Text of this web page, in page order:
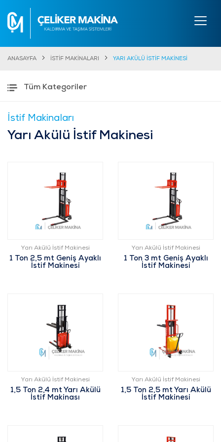
ANASAYFA İSTİF MAKİNALARI YARI AKÜLÜ İSTİF MAKİNESİ
Tüm Kategoriler
İstif Makinaları
Yarı Akülü İstif Makinesi
Yarı Akülü İstif Makinesi
1 Ton 2,5 mt Geniş Ayaklı
İstif Makinesi
Yarı Akülü İstif Makinesi
1 Ton 3 mt Geniş Ayaklı
İstif Makinesi
Yarı Akülü İstif Makinesi
1,5 Ton 2,4 mt Yarı Akülü
İstif Makinası
Yarı Akülü İstif Makinesi
1,5 Ton 2,5 mt Yarı Akülü
İstif Makinesi